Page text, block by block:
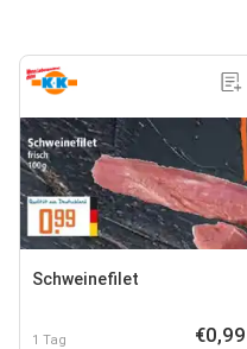
Schweinefilet
1 Tag €0,99